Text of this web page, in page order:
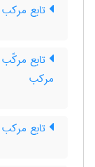
تابع مرکب
تابع مرکّب
مرکب
تابع مرکب